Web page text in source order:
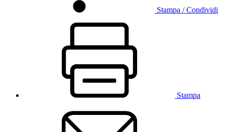
Stampa / Condividi
Stampa